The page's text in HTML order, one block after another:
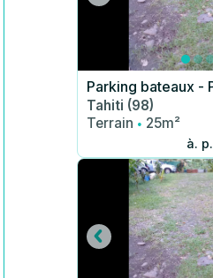
Parking bateaux -
Tahiti (98)
Terrain · 25m²
à.